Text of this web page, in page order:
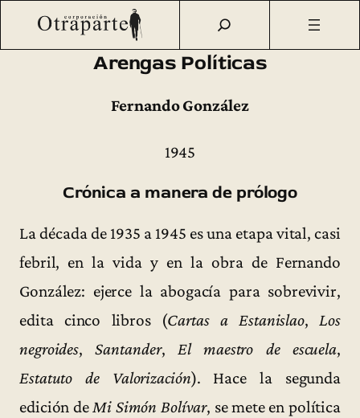
Saltar
Otraparte.org /Fernando González/Ideas
Ediciones
Arengas Políticas (1945) [1997]
Arengas Políticas
Fernando González
1945
Crónica a manera de prólogo
La década de 1935 a 1945 es una etapa vital, casi
febril, en la vida y en la obra de Fernando
González: ejerce la abogacía para sobrevivir,
edita cinco libros (Cartas a Estanislao,Los
negroides,Santander, El maestro de escuela,
Estatuto de Valorización). Hace la segunda
edición deMi Simón Bolívar, se mete en política